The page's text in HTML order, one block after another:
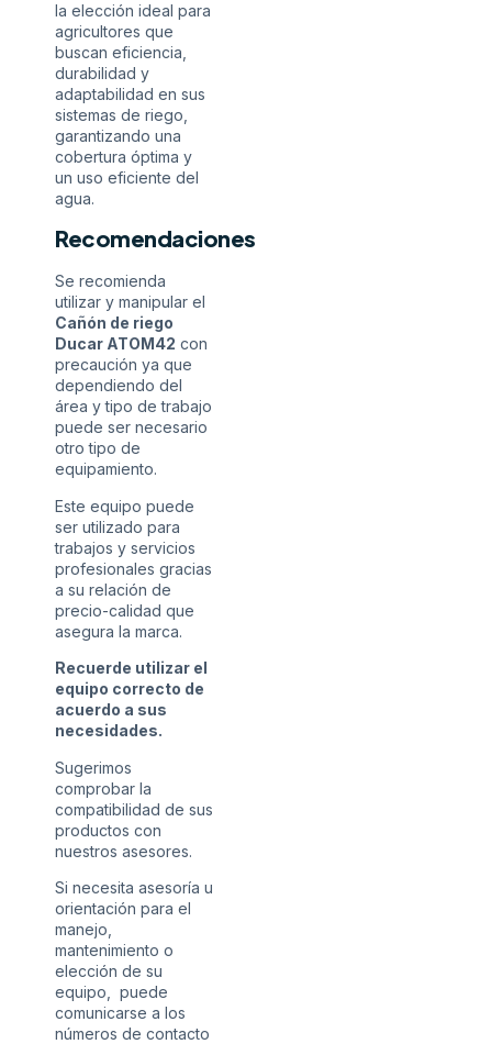
la elección ideal para
agricultores que
buscan eficiencia,
durabilidad y
adaptabilidad en sus
sistemas de riego,
garantizando una
cobertura óptima y
un uso eficiente del
agua.
Recomendaciones
Se recomienda
utilizar y manipular el
Cañón de riego
Ducar ATOM42 con
precaución ya que
dependiendo del
área y tipo de trabajo
puede ser necesario
otro tipo de
equipamiento.
Este equipo puede
ser utilizado para
trabajos y servicios
profesionales gracias
a su relación de
precio-calidad que
asegura la marca.
Recuerde utilizar el
equipo correcto de
acuerdo a sus
necesidades.
Sugerimos
comprobar la
compatibilidad de sus
productos con
nuestros asesores.
Si necesita asesoría u
orientación para el
manejo,
mantenimiento o
elección de su
equipo, puede
comunicarse a los
números de contacto